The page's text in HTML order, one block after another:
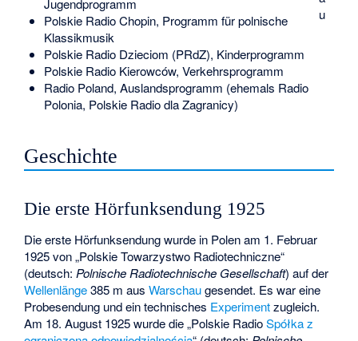
u
Jugendprogramm
Polskie Radio Chopin, Programm für polnische
Klassikmusik
Polskie Radio Dzieciom (PRdZ), Kinderprogramm
Polskie Radio Kierowców, Verkehrsprogramm
Radio Poland, Auslandsprogramm (ehemals Radio
Polonia, Polskie Radio dla Zagranicy)
Geschichte
Die erste Hörfunksendung 1925
Die erste Hörfunksendung wurde in Polen am 1. Februar
1925 von „Polskie Towarzystwo Radiotechniczne“
(deutsch:Polnische Radiotechnische Gesellschaft) auf der
Wellenlänge385 m ausWarschaugesendet. Es war eine
Probesendung und ein technisches Experimentzugleich.
Am 18. August 1925 wurde die „Polskie RadioSpółka z